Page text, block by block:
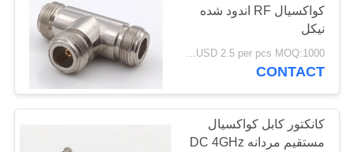
کارخانه
کنترل
کیفیت
کواکسیال RF اندود شده
نیکل
USD 2.5 per pcs MOQ:1000 عدد
CONTACT
کانکتور کابل کواکسیال
مستقیم مردانه DC 4GHz